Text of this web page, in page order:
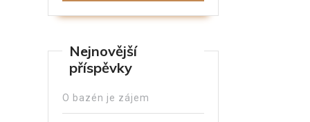
Nejnovější
příspěvky
O bazén je zájem